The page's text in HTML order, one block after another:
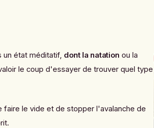
un état méditatif, dont la natation ou la
le coup d'essayer de trouver quel type
le vide et de stopper l'avalanche de